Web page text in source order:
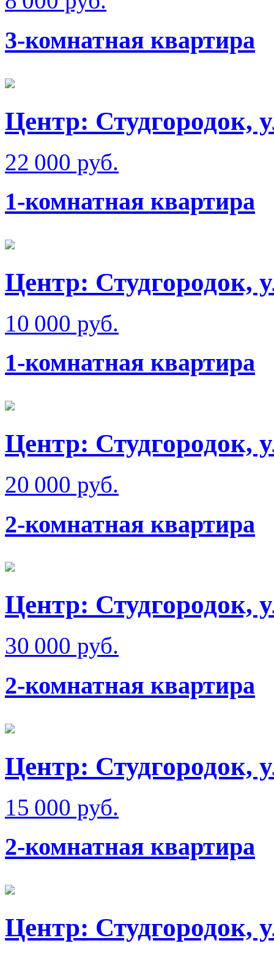
3-комнатная квартира
Центр: Студгородок,
22 000 руб.
1-комнатная квартира
Центр: Студгородок,
10 000 руб.
1-комнатная квартира
Центр: Студгородок,
20 000 руб.
2-комнатная квартира
Центр: Студгородок,
30 000 руб.
2-комнатная квартира
Центр: Студгородок,
15 000 руб.
2-комнатная квартира
Центр: Студгородок,